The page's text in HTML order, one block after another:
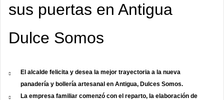
sus puertas en Antigua
Dulce Somos
El alcalde felicita y desea la mejor trayectoria a la nueva
panadería y bollería artesanal en Antigua, Dulces Somos.
La empresa familiar comenzó con el reparto, la elaboración de